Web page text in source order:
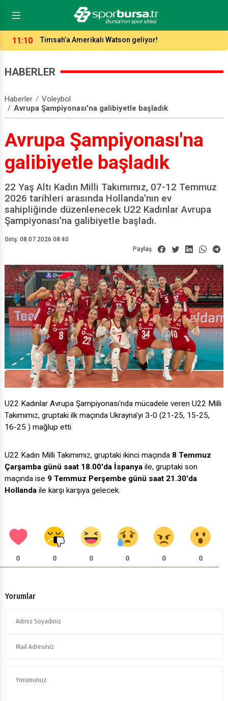
23:44 Büyükşehir Belediyespor satrançta çok farklı!
HABERLER
Haberler
Voleybol
Avrupa Şampiyonası'na galibiyetle başladık
Avrupa Şampiyonası'na
galibiyetle başladık
22 Yaş Altı Kadın Milli Takımımız, 07-12 Temmuz
2026 tarihleri arasında Hollanda'nın ev
sahipliğinde düzenlenecek U22 Kadınlar Avrupa
Şampiyonası'na galibiyetle başladı.
Giriş: 08.07.2026 08:40
Paylaş
U22 Kadınlar Avrupa Şampiyonası'nda mücadele veren U22 Milli
Takımımız, gruptaki ilk maçında Ukrayna'yı 3-0 (21-25, 15-25,
16-25 ) mağlup etti.
U22 Kadın Milli Takımımız, gruptaki ikinci maçında 8 Temmuz
Çarşamba günü saat 18.00'da İspanya ile, gruptaki son
maçında ise 9 Temmuz Perşembe günü saat 21.30'da
Hollanda ile karşı karşıya gelecek.
0 0 0 0 0 0
Yorumlar